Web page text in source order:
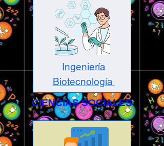
Ingeniería
Biotecnología
CIENCIAS SOCIALES